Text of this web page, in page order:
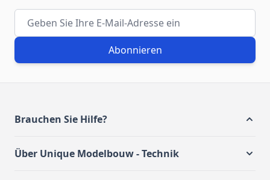
E-Mail-Adresse
Abonnieren
Brauchen Sie Hilfe?
Über Unique Modelbouw - Technik